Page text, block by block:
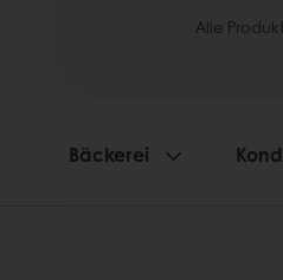
Alle
Bäckerei